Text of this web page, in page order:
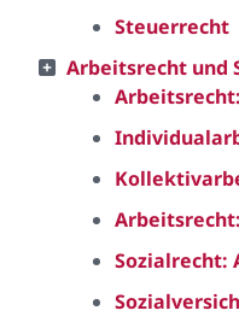
Steuerrecht
Arbeitsrecht und
Sozialrecht: